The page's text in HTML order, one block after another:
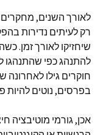
לאורך השנים, מחקרים
רק לעיתים נדירות
שיחזיקו לאורך זמן.
להתנהג כפי שהתנהגו
חוקרים גילו לאחרונה
בפרסים, נוטים להיות
אכן, גורמי מוטיבציה